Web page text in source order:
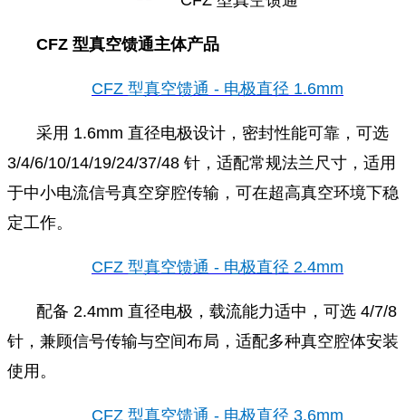
CFZ 型真空馈通主体产品
CFZ 型真空馈通 - 电极直径 1.6mm
采用 1.6mm 直径电极设计，密封性能可靠，可选
3/4/6/10/14/19/24/37/48 针，适配常规法兰尺寸，适用
于中小电流信号真空穿腔传输，可在超高真空环境下稳
定工作。
CFZ 型真空馈通 - 电极直径 2.4mm
配备 2.4mm 直径电极，载流能力适中，可选 4/7/8
针，兼顾信号传输与空间布局，适配多种真空腔体安装
使用。
CFZ 型真空馈通 - 电极直径 3.6mm